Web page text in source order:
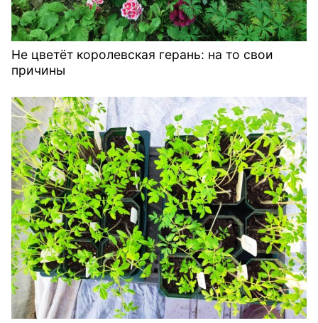
Не цветёт королевская герань: на то свои
причины